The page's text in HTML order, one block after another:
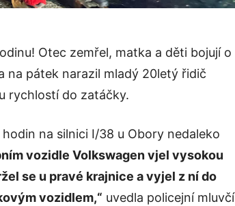
Otec zemřel, matka a děti bojují o
pátek narazil mladý 20letý řidič
rychlostí do zatáčky.
na silnici I/38 u Obory nedaleko
vozidle Volkswagen vjel vysokou
se u pravé krajnice a vyjel z ní do
vozidlem,“ uvedla policejní mluvčí